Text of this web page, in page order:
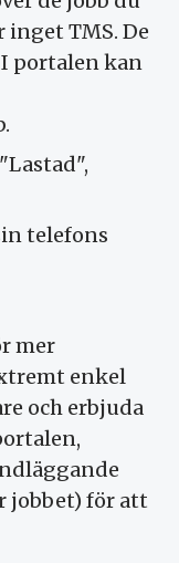
TMS. De
I portalen kan
telefons
mer
enkel
och erbjuda
jobbet) för att